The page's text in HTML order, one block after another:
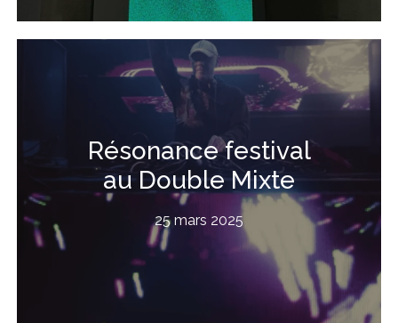
Résonance festival
au Double Mixte
25 mars 2025